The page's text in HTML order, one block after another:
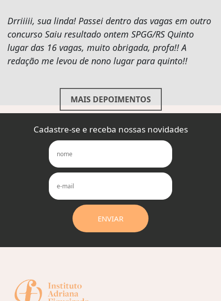
Drriiiii, sua linda! Passei dentro das vagas em outro
concurso Saiu resultado ontem SPGG/RS Quinto
lugar das 16 vagas, muito obrigada, profa!! A
redação me levou de nono lugar para quinto!!
MAIS DEPOIMENTOS
Cadastre-se e receba nossas novidades
ENVIAR